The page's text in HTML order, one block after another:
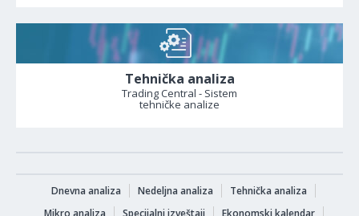
Tehnička analiza
Trading Central - Sistem
tehničke analize
Dnevna analiza Nedeljna analiza
Tehnička analiza
Mikro analiza
Specijalni izveštaji Ekonomski kalendar